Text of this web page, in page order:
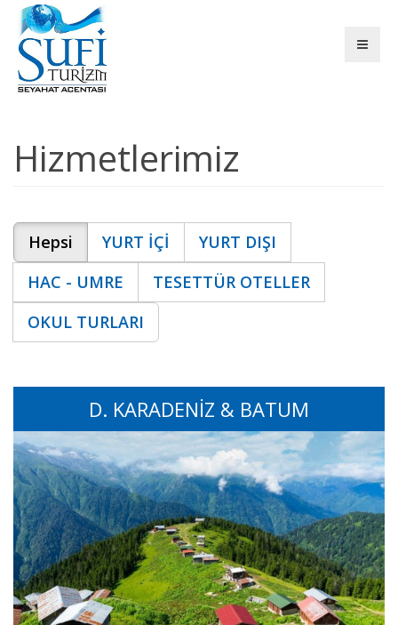
Hizmetlerimiz
Hepsi YURT İÇİ
YURT DIŞI
HAC - UMRE
TESETTÜR OTELLER
OKUL TURLARI
D. KARADENİZ & BATUM